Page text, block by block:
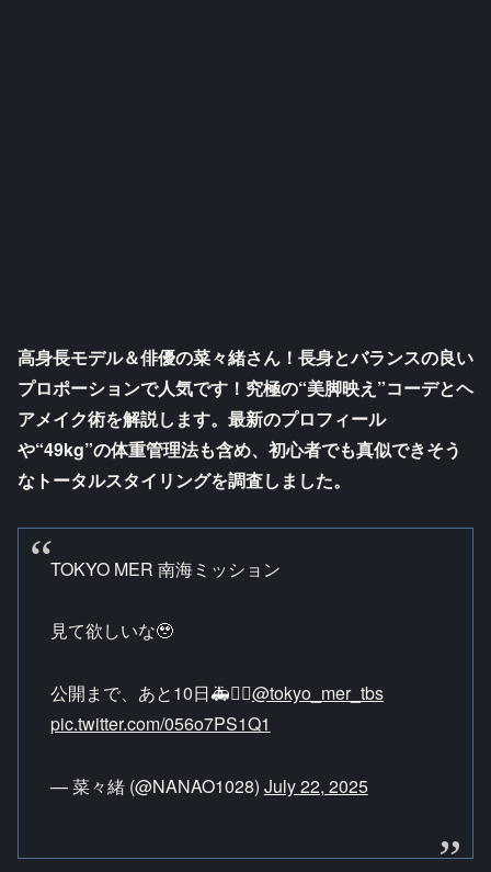
高身長モデル＆俳優の菜々緒さん！長身とバランスの良い
プロポーションで人気です！究極の“美脚映え”コーデとヘ
アメイク術を解説します。最新のプロフィール
や“49kg”の体重管理法も含め、初心者でも真似できそう
なトータルスタイリングを調査しました。
TOKYO MER 南海ミッション
見て欲しいな🥹
公開まで、あと10日🚑❤️‍🔥@tokyo_mer_tbs
pic.twitter.com/056o7PS1Q1
— 菜々緒 (@NANAO1028) July 22, 2025